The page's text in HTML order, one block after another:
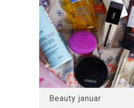
Beauty januar